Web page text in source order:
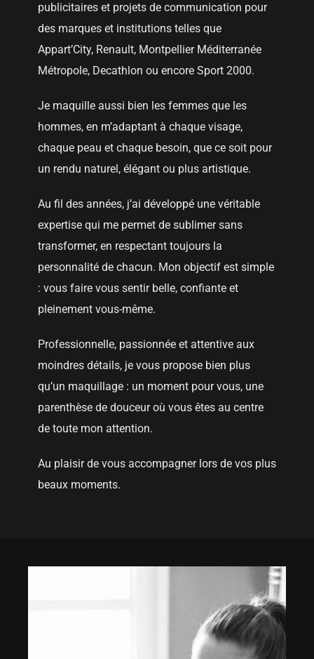
publicitaires et projets de communication pour
des marques et institutions telles que
Appart’City, Renault, Montpellier Méditerranée
Métropole, Decathlon ou encore Sport 2000.
Je maquille aussi bien les femmes que les
hommes, en m’adaptant à chaque visage,
chaque peau et chaque besoin, que ce soit pour
un rendu naturel, élégant ou plus artistique.
Au fil des années, j’ai développé une véritable
expertise qui me permet de sublimer sans
transformer, en respectant toujours la
personnalité de chacun. Mon objectif est simple
: vous faire vous sentir belle, confiante et
pleinement vous-même.
Professionnelle, passionnée et attentive aux
moindres détails, je vous propose bien plus
qu’un maquillage : un moment pour vous, une
parenthèse de douceur où vous êtes au centre
de toute mon attention.
Au plaisir de vous accompagner lors de vos plus
beaux moments.